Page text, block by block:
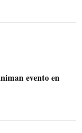
evento en